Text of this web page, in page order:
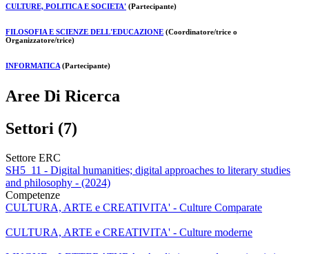
CULTURE, POLITICA E SOCIETA' (Partecipante)
FILOSOFIA E SCIENZE DELL'EDUCAZIONE (Coordinatore/trice o
Organizzatore/trice)
INFORMATICA (Partecipante)
Aree Di Ricerca
Settori (7)
Settore ERC
SH5_11 - Digital humanities; digital approaches to literary studies
and philosophy - (2024)
Competenze
CULTURA, ARTE e CREATIVITA' - Culture Comparate
CULTURA, ARTE e CREATIVITA' - Culture moderne